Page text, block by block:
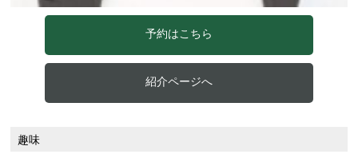
予約はこちら
紹介ページへ
趣味